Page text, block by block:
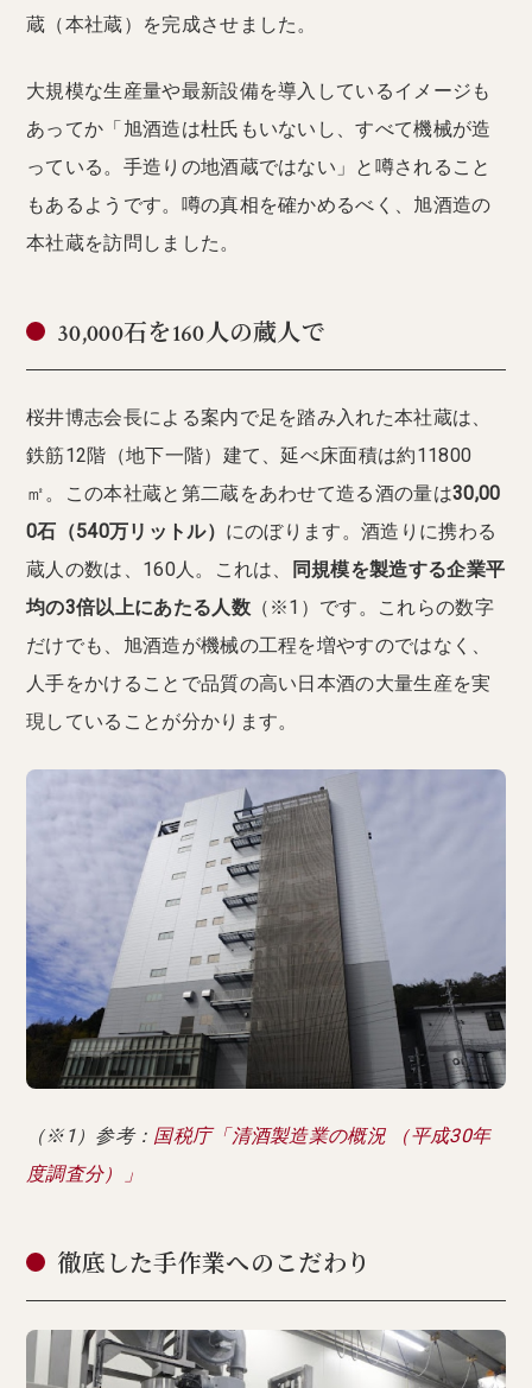
蔵（本社蔵）を完成させました。
大規模な生産量や最新設備を導入しているイメージも
あってか「旭酒造は杜氏もいないし、すべて機械が造
っている。手造りの地酒蔵ではない」と噂されること
もあるようです。噂の真相を確かめるべく、旭酒造の
本社蔵を訪問しました。
30,000石を160人の蔵人で
桜井博志会長による案内で足を踏み入れた本社蔵は、
鉄筋12階（地下一階）建て、延べ床面積は約11800
㎡。この本社蔵と第二蔵をあわせて造る酒の量は30,00
0石（540万リットル） にのぼります。酒造りに携わる
蔵人の数は、160人。これは、
同規模を製造する企業平
均の3倍以上にあたる人数（※1）です。これらの数字
だけでも、旭酒造が機械の工程を増やすのではなく、
人手をかけることで品質の高い日本酒の大量生産を実
現していることが分かります。
（※1）参考： 国税庁「清酒製造業の概況 （平成30年
度調査分）」
徹底した手作業へのこだわり